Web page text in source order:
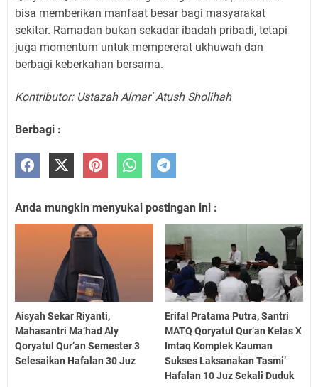
bisa memberikan manfaat besar bagi masyarakat
sekitar. Ramadan bukan sekadar ibadah pribadi, tetapi
juga momentum untuk mempererat ukhuwah dan
berbagi keberkahan bersama.
Kontributor: Ustazah Almar' Atush Sholihah
Berbagi :
Anda mungkin menyukai postingan ini :
Aisyah Sekar Riyanti,
Mahasantri Ma’had Aly
Qoryatul Qur’an Semester 3
Selesaikan Hafalan 30 Juz
Erifal Pratama Putra, Santri
MATQ Qoryatul Qur’an Kelas X
Imtaq Komplek Kauman
Sukses Laksanakan Tasmi’
Hafalan 10 Juz Sekali Duduk